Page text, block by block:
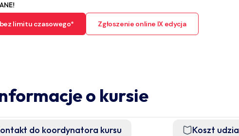
limitu czasowego* Zgłoszenie online IX edycja
o kursie
do koordynatora kursu Koszt